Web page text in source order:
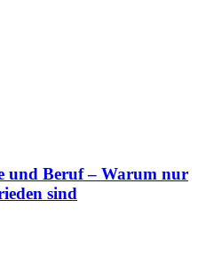
und Beruf – Warum nur
sind